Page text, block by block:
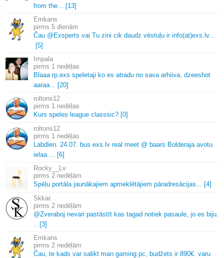
from the.
[13]
Emkans
5 dienām
Čau @Exsperts vai Tu zini cik daudz vēstuļu ir info(at)exs. lv.
[5]
Impala
1 nedēļas
Blaaa rp. exs speletaji ko es atradu no sava arhiiva, dzeeshot
aaraa.
[20]
roltons12
1 nedēļas
Kurs speles league classsic? [0]
roltons12
1 nedēļas
Labdien. 24. 07. bus exs. lv real meet @ baars Bolderaja avotu
ielaa.
[6]
Rocky__Lv
2 nedēļām
Spēļu portāla jaunākajiem apmeklētājiem pāradresācijas.
[4]
Skkar.
2 nedēļām
@Zveraboj nevari pastāstīt kas tagad notiek pasaule, jo es biju.
[3]
Emkans
2 nedēļām
Čau, te kads var salikt man gaming pc, budžets ir 890€. varu